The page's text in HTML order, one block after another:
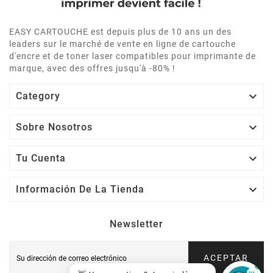
EASY CARTOUCHE est depuis plus de 10 ans un des
leaders sur le marché de vente en ligne de cartouche
d'encre et de toner laser compatibles pour imprimante de
marque, avec des offres jusqu'à -80% !
Category 
Sobre Nosotros 
Tu Cuenta 
Información De La Tienda 
Newsletter
ACEPTAR